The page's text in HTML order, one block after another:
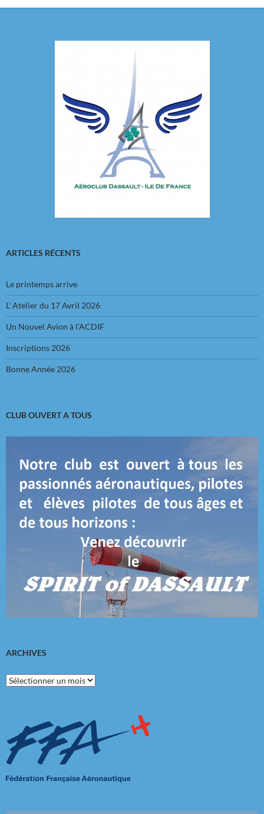
ARTICLES RÉCENTS
Le printemps arrive
L’ Atelier du 17 Avril 2026
Un Nouvel Avion à l’ACDIF
Inscriptions 2026
Bonne Année 2026
CLUB OUVERT A TOUS
ARCHIVES
Archives